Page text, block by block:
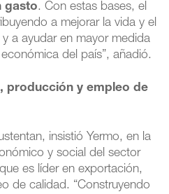
gasto. Con estas bases, el
a mejorar la vida y el
a ayudar en mayor medida
del país”, añadió.
producción y empleo de
insistió Yermo, en la
y social del sector
es líder en exportación,
de calidad. “Construyendo